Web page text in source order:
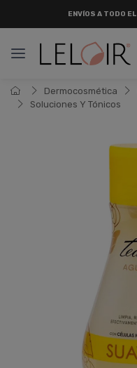
ENVÍOS A TODO
Dermocosmética
Soluciones Y Tónicos